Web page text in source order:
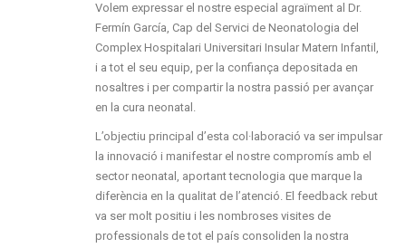
Volem expressar el nostre especial agraïment al Dr.
Fermín García, Cap del Servici de Neonatologia del
Complex Hospitalari Universitari Insular Matern Infantil,
i a tot el seu equip, per la confiança depositada en
nosaltres i per compartir la nostra passió per avançar
en la cura neonatal.
L’objectiu principal d’esta col·laboració va ser impulsar
la innovació i manifestar el nostre compromís amb el
sector neonatal, aportant tecnologia que marque la
diferència en la qualitat de l’atenció. El feedback rebut
va ser molt positiu i les nombroses visites de
professionals de tot el país consoliden la nostra